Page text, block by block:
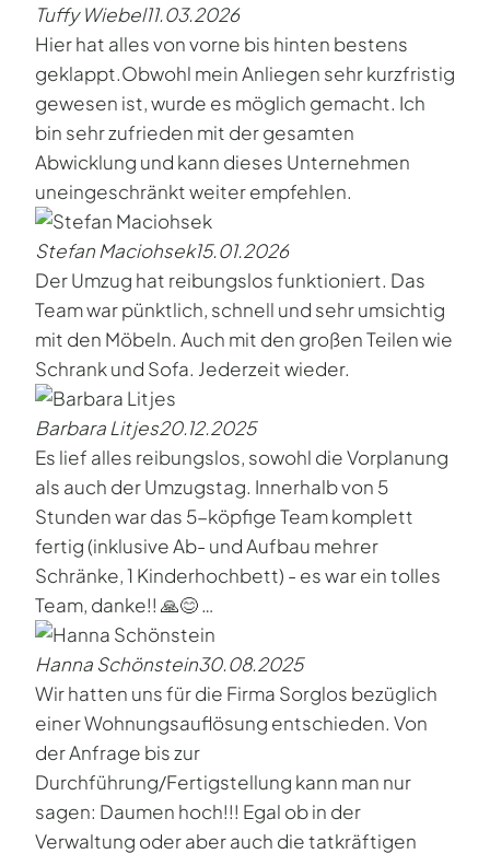
Tuffy Wiebel11.03.2026
Hier hat alles von vorne bis hinten bestens
geklappt.Obwohl mein Anliegen sehr kurzfristig
gewesen ist, wurde es möglich gemacht. Ich
bin sehr zufrieden mit der gesamten
Abwicklung und kann dieses Unternehmen
uneingeschränkt weiter empfehlen.
Stefan Maciohsek15.01.2026
Der Umzug hat reibungslos funktioniert. Das
Team war pünktlich, schnell und sehr umsichtig
mit den Möbeln. Auch mit den großen Teilen wie
Schrank und Sofa. Jederzeit wieder.
Barbara Litjes20.12.2025
Es lief alles reibungslos, sowohl die Vorplanung
als auch der Umzugstag. Innerhalb von 5
Stunden war das 5-köpfige Team komplett
fertig (inklusive Ab- und Aufbau mehrer
Schränke, 1 Kinderhochbett) - es war ein tolles
Team, danke!! 🙏😊 …
Hanna Schönstein30.08.2025
Wir hatten uns für die Firma Sorglos bezüglich
einer Wohnungsauflösung entschieden. Von
der Anfrage bis zur
Durchführung/Fertigstellung kann man nur
sagen: Daumen hoch!!! Egal ob in der
Verwaltung oder aber auch die tatkräftigen